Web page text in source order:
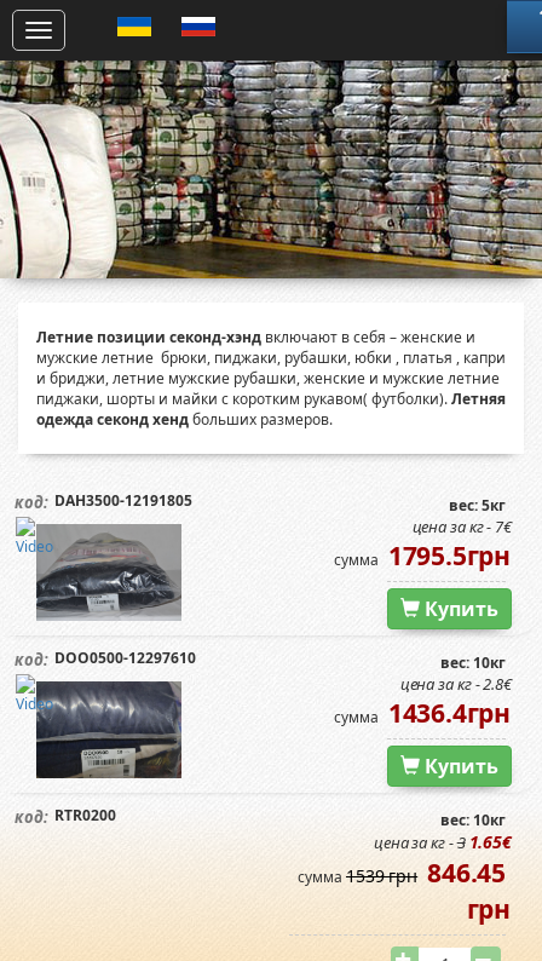
Летние позиции секонд-хэнд включают в себя – женские и
мужские летние брюки, пиджаки, рубашки, юбки , платья , капри
и бриджи, летние мужские рубашки, женские и мужские летние
пиджаки, шорты и майки с коротким рукавом( футболки).Летняя
одежда секонд хендбольших размеров.
код: DAH3500-12191805 вес: 5кг
цена за кг - 7€
сумма 1795.5грн
Купить
код: DOO0500-12297610 вес: 10кг
цена за кг - 2.8€
сумма 1436.4грн
Купить
код: RTR0200 вес: 10кг
цена за кг -3 1.65€
сумма 1539 грн 846.45
грн